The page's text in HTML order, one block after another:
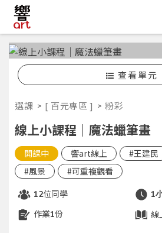
查看單元
選課 [ 百元專區 ] 粉彩
線上小課程｜魔法蠟筆畫
開課中 響art線上 #王建民
#風景
#可重複觀看
12位同學 1
作業1份 線